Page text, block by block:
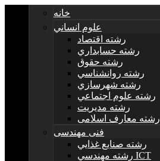
خانه
علوم انساني
رشته اقتصاد
رشته حسابداري
رشته حقوق
رشته روانشناسي
رشته شهرسازي
رشته علوم اجتماعي
رشته مديريت
رشته معارف اسلامی
فنی مهندسی
رشته صنايع غذايي
رشته مهندسي ICT